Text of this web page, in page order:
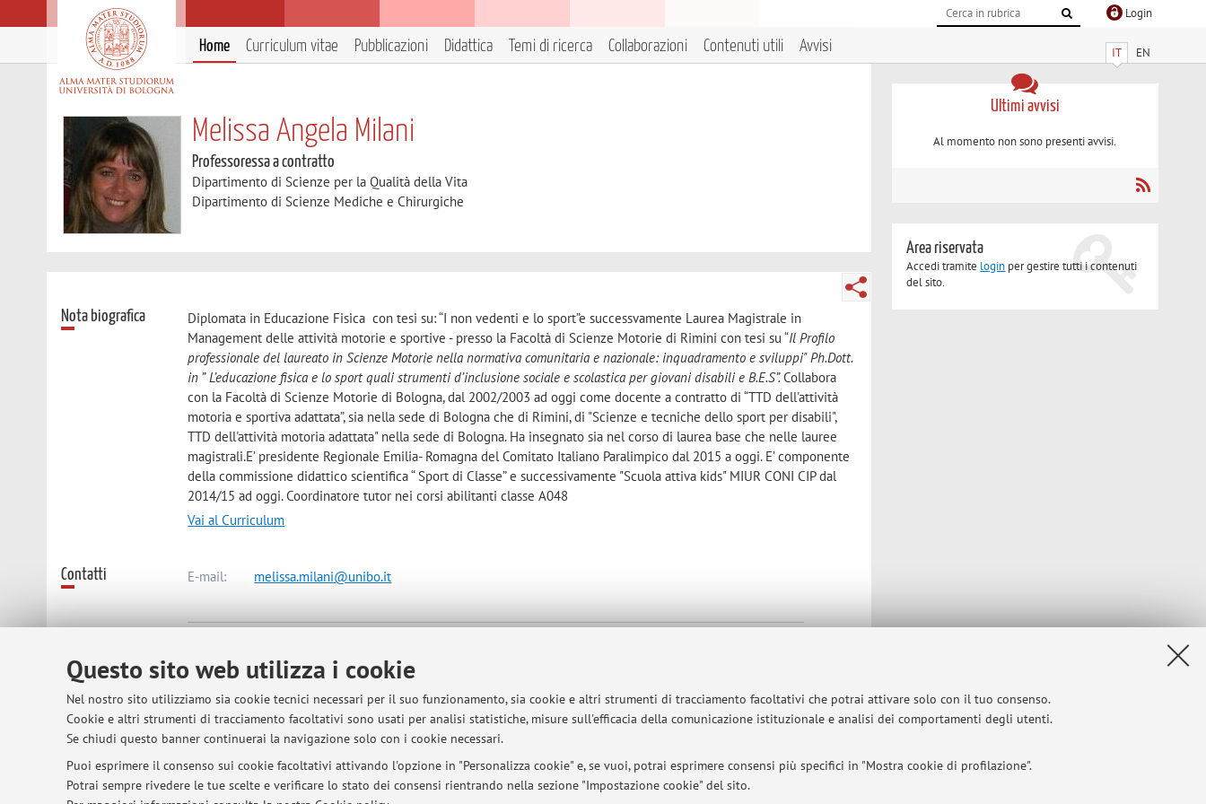
Questo sito web utilizza i cookie
Nel nostro sito utilizziamo sia cookie tecnici necessari per il suo funzionamento, sia cookie e altri strumenti di tracciamento facoltativi che potrai attivare solo con il tuo consenso.
Cookie e altri strumenti di tracciamento facoltativi sono usati per analisi statistiche, misure sull'efficacia della comunicazione istituzionale e analisi dei comportamenti degli utenti.
Se chiudi questo banner continuerai la navigazione solo con i cookie necessari.
Puoi esprimere il consenso sui cookie facoltativi attivando l'opzione in "Personalizza cookie" e, se vuoi, potrai esprimere consensi più specifici in "Mostra cookie di profilazione".
Potrai sempre rivedere le tue scelte e verificare lo stato dei consensi rientrando nella sezione "Impostazione cookie" del sito.
Login
IT EN
Home Curriculum vitae Pubblicazioni Didattica Temi di ricerca Collaborazioni Contenuti utili Avvisi
Melissa Angela Milani
Professoressa a contratto
Dipartimento di Scienze per la Qualità della Vita
Dipartimento di Scienze Mediche e Chirurgiche
Nota biografica
Diplomata in Educazione Fisica con tesi su: “I non vedenti e lo sport”e successvamente Laurea Magistrale in
Management delle attività motorie e sportive - presso la Facoltà di Scienze Motorie di Rimini con tesi su “Il Profilo
professionale del laureato in Scienze Motorie nella normativa comunitaria e nazionale: inquadramento e sviluppi" Ph.Dott.
in ” L’educazione fisica e lo sport quali strumenti d’inclusione sociale e scolastica per giovani disabili e B.E.S”.Collabora
con la Facoltà di Scienze Motorie di Bologna, dal 2002/2003 ad oggi come docente a contratto di “TTD dell'attività
motoria e sportiva adattata”, sia nella sede di Bologna che di Rimini, di "Scienze e tecniche dello sport per disabili",
TTD dell'attività motoria adattata" nella sede di Bologna. Ha insegnato sia nel corso di laurea base che nelle lauree
magistrali.E’ presidente Regionale Emilia- Romagna del Comitato Italiano Paralimpico dal 2015 a oggi. E’ componente
della commissione didattico scientifica “ Sport di Classe” e successivamente "Scuola attiva kids" MIUR CONI CIP dal
2014/15 ad oggi. Coordinatore tutor nei corsi abilitanti classe A048
Vai al Curriculum
Contatti E-mail: melissa.milani@unibo.it
Corso D'Augusto 237, Rimini - Vai alla mappa
Dipartimento di Scienze Mediche e Chirurgiche
Via Massarenti 9, Bologna -Vai alla mappa
Orario di ricevimento martedì dopo l'orario di lezione su appuntamento
Ultimi avvisi
Al momento non sono presenti avvisi.
Area riservata
Accedi tramite login per gestire tutti i contenuti
del sito.